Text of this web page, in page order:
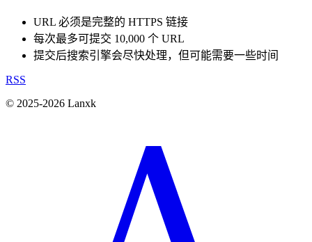
URL 必须是完整的 HTTPS 链接
每次最多可提交 10,000 个 URL
提交后搜索引擎会尽快处理，但可能需要一些时间
RSS
© 2025-2026 Lanxk